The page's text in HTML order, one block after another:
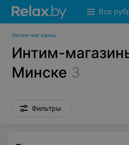
Все
Интим-магазины
Интим-
Минске 3
Фильтры